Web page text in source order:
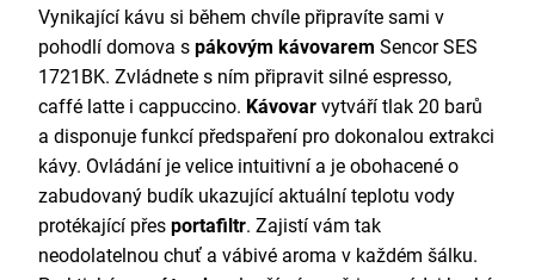
Vynikající kávu si během chvíle připravíte sami v
pohodlí domova s pákovým kávovarem Sencor SES
1721BK. Zvládnete s ním připravit silné espresso,
caffé latte i cappuccino. Kávovar vytváří tlak 20 barů
a disponuje funkcí předspaření pro dokonalou extrakci
kávy. Ovládání je velice intuitivní a je obohacené o
zabudovaný budík ukazující aktuální teplotu vody
protékající přes portafiltr. Zajistí vám tak
neodolatelnou chuť a vábivé aroma v každém šálku.